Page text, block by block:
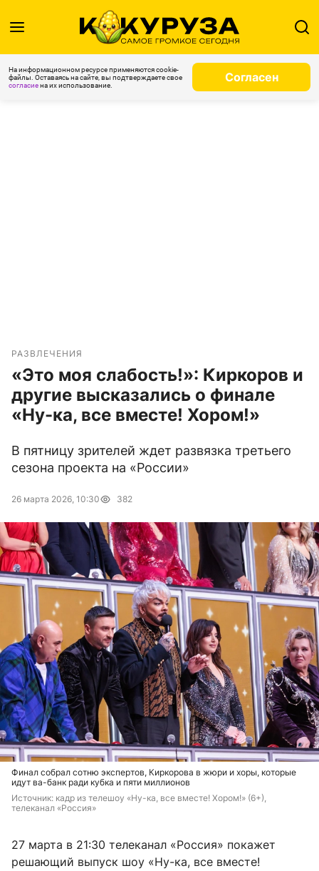
На информационном ресурсе применяются cookie-
файлы. Оставаясь на сайте, вы подтверждаете свое
согласиена их использование.
Согласен
РАЗВЛЕЧЕНИЯ
«Это моя слабость!»: Киркоров и
другие высказались о финале
«Ну-ка, все вместе! Хором!»
В пятницу зрителей ждет развязка третьего
сезона проекта на «России»
26 марта 2026, 10:30 382
Финал собрал сотню экспертов, Киркорова в жюри и хоры, которые
идут ва-банк ради кубка и пяти миллионов
Источник: кадр из телешоу «Ну-ка, все вместе! Хором!» (6+),
телеканал «Россия»
27 марта в 21:30 телеканал «Россия» покажет
решающий выпуск шоу «Ну-ка, все вместе!